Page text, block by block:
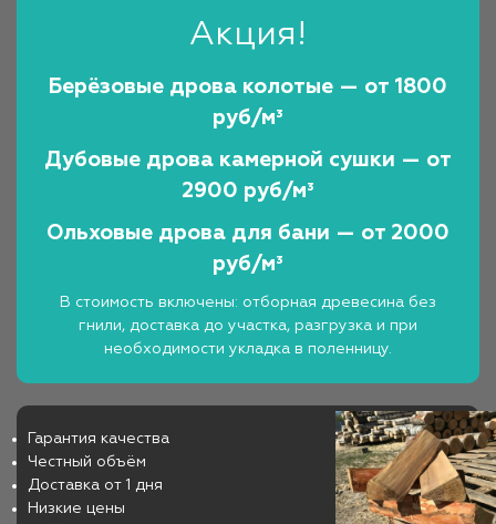
Акция!
Берёзовые дрова колотые — от 1800
руб/м³
Дубовые дрова камерной сушки — от
2900 руб/м³
Ольховые дрова для бани — от 2000
руб/м³
В стоимость включены: отборная древесина без
гнили, доставка до участка, разгрузка и при
необходимости укладка в поленницу.
Гарантия качества
Честный объём
Доставка от 1 дня
Низкие цены